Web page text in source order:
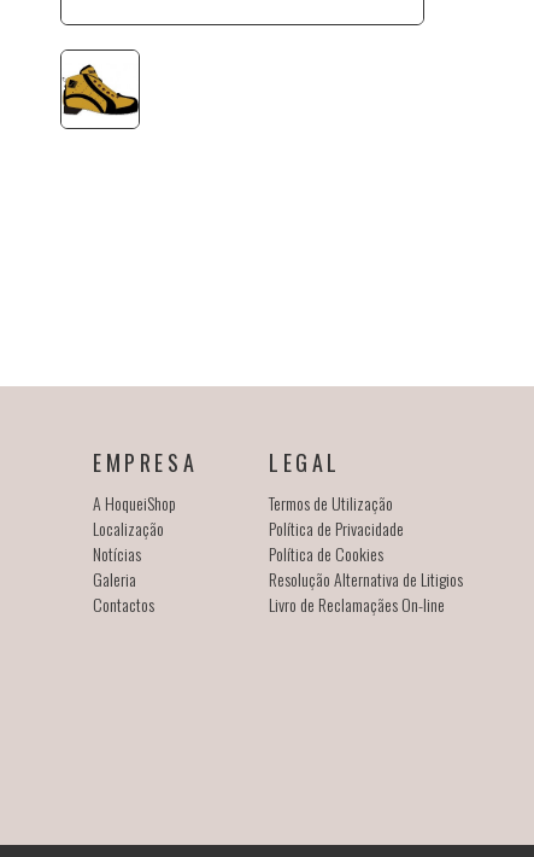
EMPRESA
A HoqueiShop
Localização
Notícias
Galeria
Contactos
LEGAL
Termos de Utilização
Política de Privacidade
Política de Cookies
Resolução Alternativa de Litigios
Livro de Reclamaçães On-line